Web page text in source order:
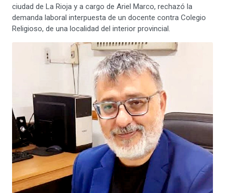
ciudad de La Rioja y a cargo de Ariel Marco, rechazó la
demanda laboral interpuesta de un docente contra Colegio
Religioso, de una localidad del interior provincial.